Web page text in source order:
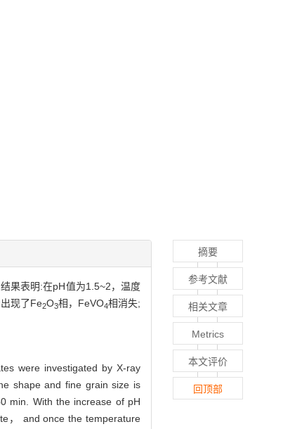
果表明:在pH值为1.5~2，温度
现了Fe2O3相，FeVO4相消失;
were investigated by X-ray
shape and fine grain size is
min. With the increase of pH
， and once the temperature
摘要
参考文献
相关文章
Metrics
本文评价
回顶部